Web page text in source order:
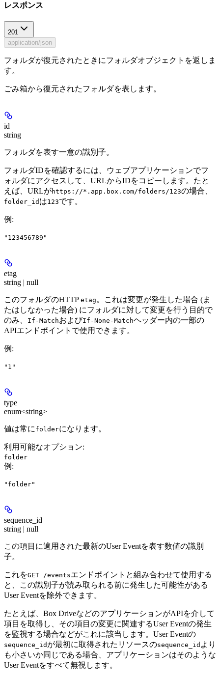
レスポンス
201
application/json
フォルダが復元されたときにフォルダオブジェクトを返しま
す。
ごみ箱から復元されたフォルダを表します。
id
string
フォルダを表す一意の識別子。
フォルダIDを確認するには、ウェブアプリケーションでフ
ォルダにアクセスして、URLからIDをコピーします。たと
えば、URLがhttps://*.app.box.com/folders/123の場合、
folder_id は123です。
例 :
"123456789"
etag
string | null
このフォルダのHTTP etag 。これは変更が発生した場合 (ま
たはしなかった場合) にフォルダに対して変更を行う目的で
のみ、
If-MatchおよびIf-None-Matchヘッダー内の一部の
APIエンドポイントで使用できます。
例 :
"1"
type
enum<string>
値は常に folderになります。
利用可能なオプション:
folder
例 :
"folder"
sequence_id
string | null
この項目に適用された最新のUser Eventを表す数値の識別
子。
これをGET /eventsエンドポイントと組み合わせて使用する
と、この識別子が読み取られる前に発生した可能性がある
User Eventを除外できます。
たとえば、Box DriveなどのアプリケーションがAPIを介して
項目を取得し、その項目の変更に関連するUser Eventの発生
を監視する場合などがこれに該当します。User Eventの
sequence_id が最初に取得されたリソースのsequence_id より
も小さいか同じである場合、アプリケーションはそのような
User Eventをすべて無視します。